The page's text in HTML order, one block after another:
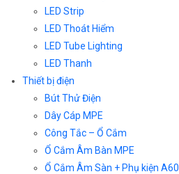
LED Strip
LED Thoát Hiểm
LED Tube Lighting
LED Thanh
Thiết bị điện
Bút Thử Điện
Dây Cáp MPE
Công Tắc – Ổ Cắm
Ổ Cắm Âm Bàn MPE
Ổ Cắm Âm Sàn + Phụ kiện A60